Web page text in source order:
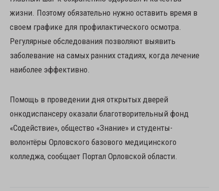
жизни. Поэтому обязательно нужно оставить время в
своем графике для профилактического осмотра.
Регулярные обследования позволяют выявить
заболевание на самых ранних стадиях, когда лечение
наиболее эффективно.
Помощь в проведении дня открытых дверей
онкодиспансеру оказали благотворительный фонд
«Содействие», общество «Знание» и студенты-
волонтёры Орловского базового медицинского
колледжа, сообщает Портал Орловской области.